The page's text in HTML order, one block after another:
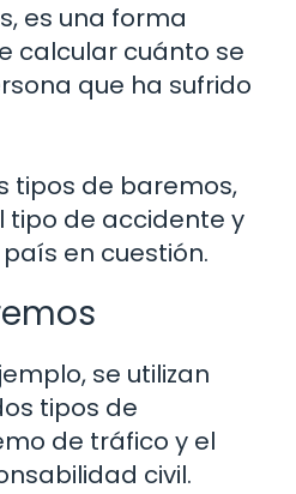
es una forma
calcular cuánto se
que ha sufrido
tipos de baremos,
tipo de accidente y
en cuestión.
se utilizan
tipos de
de tráfico y el
civil.